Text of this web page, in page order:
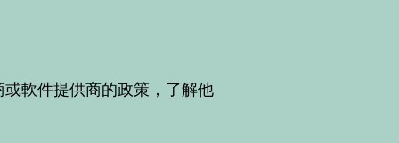
軟件提供商的政策，了解他